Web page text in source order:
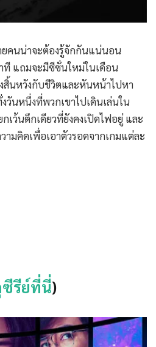
ยคนน่าจะต้องรู้จักกันแน่นอน
ที แถมจะมีซีซั่นใหม่ในเดือน
สิ้นหวังกับชีวิตและหันหน้าไปหา
วันหนึ่งที่พวกเขาไปเดินเล่นใน
ว้นตึกเดียวที่ยังคงเปิดไฟอยู่ และ
ามคิดเพื่อเอาตัวรอดจากเกมแต่ละ
รีย์ที่นี่)